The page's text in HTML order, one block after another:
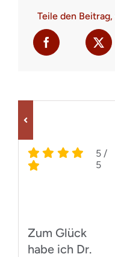
Teile den
5 /
5
Zum Glück
habe ich Dr.